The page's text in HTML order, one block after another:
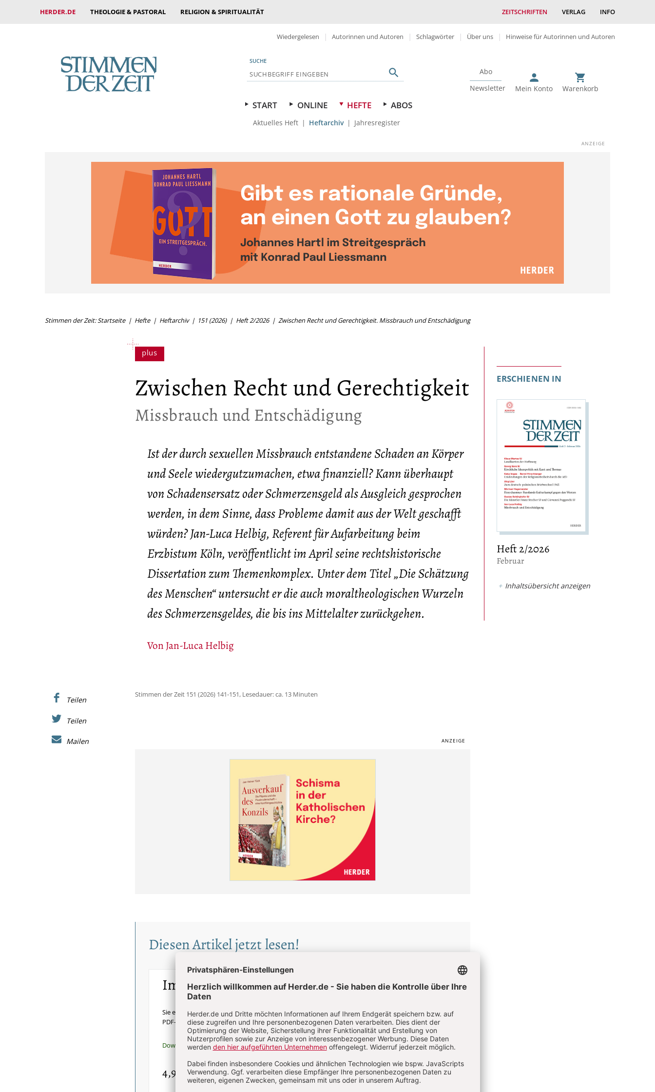
HERDER.DE THEOLOGIE & PASTORAL RELIGION & SPIRITUALITÄT ZEITSCHRIFTEN VERLAG INFO
Wiedergelesen Autorinnen und Autoren Schlagwörter Über uns Hinweise für Autorinnen und Autoren
SUCHE
Abo
Newsletter
Mein Konto Warenkorb
START ONLINE HEFTE ABOS
Aktuelles Heft Heftarchiv Jahresregister
Stimmen der Zeit: Startseite Hefte Heftarchiv 151 (2026) Heft 2/2026 Zwischen Recht und Gerechtigkeit. Missbrauch und Entschädigung
Zwischen Recht und Gerechtigkeit
:
Missbrauch und Entschädigung
Ist der durch sexuellen Missbrauch entstandene Schaden an Körper
und Seele wiedergutzumachen, etwa finanziell? Kann überhaupt
von Schadensersatz oder Schmerzensgeld als Ausgleich gesprochen
werden, in dem Sinne, dass Probleme damit aus der Welt geschafft
würden? Jan-Luca Helbig, Referent für Aufarbeitung beim
Erzbistum Köln, veröffentlicht im April seine rechtshistorische
Dissertation zum Themenkomplex. Unter dem Titel „Die Schätzung
des Menschen“ untersucht er die auch moraltheologischen Wurzeln
des Schmerzensgeldes, die bis ins Mittelalter zurückgehen.
Von Jan-Luca Helbig
Stimmen der Zeit 151 (2026) 141-151, Lesedauer: ca. 13 Minuten
Diesen Artikel jetzt lesen!
Im Einzelkauf
Sie erhalten diesen Artikel als
PDF-Datei.
Download sofort verfügbar
4,90 €inkl. MwSt
Im Abo
Ihr Plus: Zugriff auch auf alle anderen Artikel im
Abo-Bereich
2 Hefte + 2 Hefte digital 0,00 €
danach87,00 € für 6 Ausgaben pro Halbjahr +
Digitalzugang
inkl. MwSt., zzgl. 7,20 € Versand (D)
Teilen
Teilen
Mailen
ERSCHIENEN IN
Heft 2/2026
:
Februar
Inhaltsübersicht anzeigen